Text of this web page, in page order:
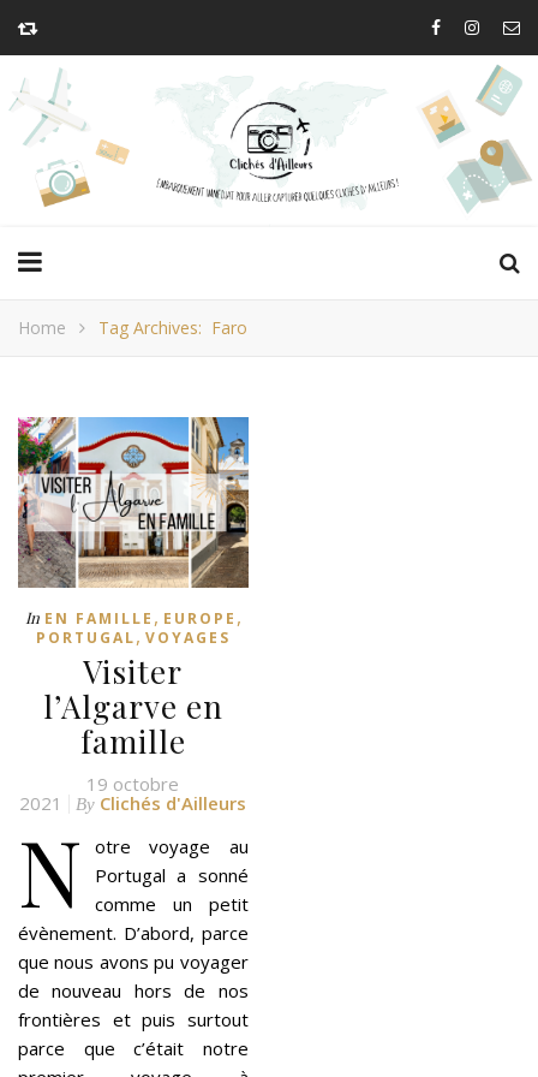
Home Tag Archives: Faro
In EN FAMILLE , EUROPE ,
PORTUGAL, VOYAGES
Visiter
l’Algarve en
famille
19 octobre
2021
By Clichés d'Ailleurs
N
otre voyage au
Portugal a sonné
comme un petit
évènement. D’abord, parce
que nous avons pu voyager
de nouveau hors de nos
frontières et puis surtout
parce que c’était notre